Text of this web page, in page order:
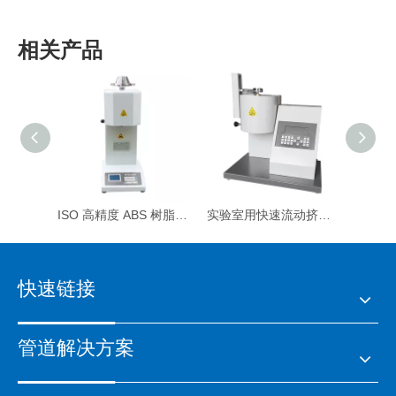
相关产品
快速链接
管道解决方案